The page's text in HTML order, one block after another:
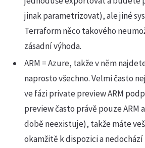
jinak parametrizovat), ale jiné
Terraform něco takového
zásadní výhoda.
ARM = Azure, takže v něm
naprosto všechno. Velmi často
ve fázi private preview ARM
preview často právě pouze ARM
době neexistuje), takže máte
okamžitě k dispozici a